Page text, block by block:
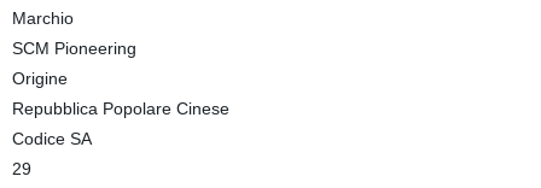
Marchio
SCM Pioneering
Origine
Repubblica Popolare Cinese
Codice SA
29